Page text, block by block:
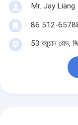
Mr. Jay Liang
86 512-
53 রয়ুয়ান রোড,